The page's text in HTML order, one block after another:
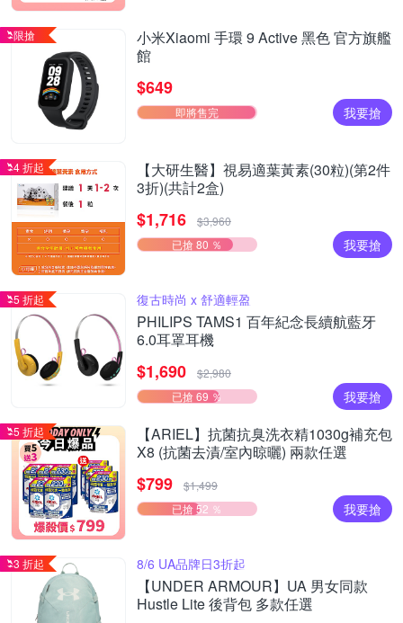
限搶
小米Xiaomi 手環 9 Active 黑色 官方旗艦
館
$649
即將售完 我要搶
4 折起
【大研生醫】視易適葉黃素(30粒)(第2件
3折)(共計2盒)
$1,716
$3,960
已搶 80 ％
我要搶
5 折起 復古時尚 x 舒適輕盈
PHILIPS TAMS1 百年紀念長續航藍牙
6.0耳罩耳機
$1,690
$2,980
已搶 69 ％
我要搶
5 折起
【ARIEL】抗菌抗臭洗衣精1030g補充包
X8 (抗菌去漬/室內晾曬) 兩款任選
$799
$1,499
已搶 52 ％
我要搶
3 折起 8/6 UA品牌日3折起
【UNDER ARMOUR】UA 男女同款
Hustle Lite 後背包 多款任選